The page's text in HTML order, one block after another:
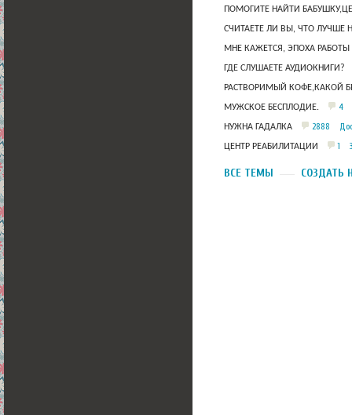
ПОМОГИТЕ НАЙТИ
СЧИТАЕТЕ ЛИ ВЫ, ЧТО ЛУЧШЕ
МНЕ КАЖЕТСЯ, ЭПОХА
ГДЕ СЛУШАЕТЕ АУДИОКНИГИ?
РАСТВОРИМЫЙ КОФЕ,КАКОЙ
МУЖСКОЕ БЕСПЛОДИЕ. 4
НУЖНА ГАДАЛКА 2888
ЦЕНТР РЕАБИЛИТАЦИИ 1
ВСЕ ТЕМЫ СОЗДАТЬ